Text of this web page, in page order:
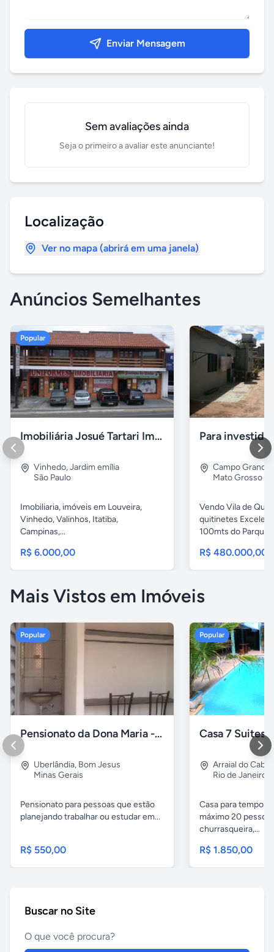
Enviar Mensagem
Sem avaliações ainda
Seja o primeiro a avaliar este anunciante!
Localização
Ver no mapa (abrirá em uma janela)
Anúncios Semelhantes
Popular
Imobiliária Josué Tartari Imóveis Louveira Vinhedo
Vinhedo,Jardim emília
São Paulo
Imobiliaria, imóveis em Louveira,
Vinhedo, Valinhos, Itatiba,
Campinas,...
R$ 6.000,00
Para
Campo Grande
Mato Grosso
Vendo Vila de
quitinetes
100mts do
R$ 480.000,00
Mais Vistos em Imóveis
Popular
Pensionato da Dona Maria - Uberlândia/MG
Uberlândia, Bom Jesus
Minas Gerais
Pensionato para pessoas que estão
planejando trabalhar ou estudar em...
R$ 550,00
Popular
Arraial do Cabo
Rio de Janeiro
Casa para
máximo 20
churrasqueira,...
R$ 1.850,00
Buscar no Site